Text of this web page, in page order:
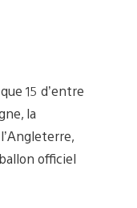
15 d’entre
la
officiel